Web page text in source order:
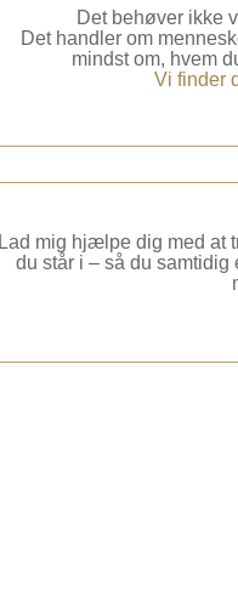
Det behøver ikke
Det handler om
mindst om, hvem
Vi finder
Lad mig hjælpe dig med at
du står i – så du samtidig